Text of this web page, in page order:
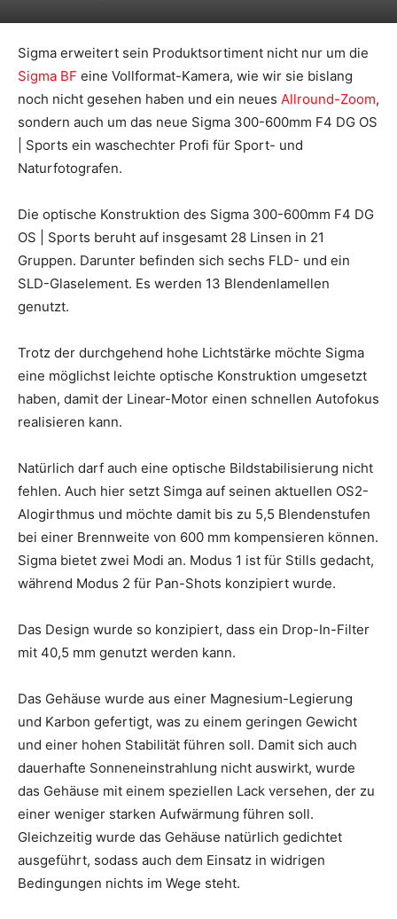
Sigma erweitert sein Produktsortiment nicht nur um die
Sigma BF eine Vollformat-Kamera, wie wir sie bislang
noch nicht gesehen haben und ein neues Allround-Zoom,
sondern auch um das neue Sigma 300-600mm F4 DG OS
| Sports ein waschechter Profi für Sport- und
Naturfotografen.
Die optische Konstruktion des Sigma 300-600mm F4 DG
OS | Sports beruht auf insgesamt 28 Linsen in 21
Gruppen. Darunter befinden sich sechs FLD- und ein
SLD-Glaselement. Es werden 13 Blendenlamellen
genutzt.
Trotz der durchgehend hohe Lichtstärke möchte Sigma
eine möglichst leichte optische Konstruktion umgesetzt
haben, damit der Linear-Motor einen schnellen Autofokus
realisieren kann.
Natürlich darf auch eine optische Bildstabilisierung nicht
fehlen. Auch hier setzt Simga auf seinen aktuellen OS2-
Alogirthmus und möchte damit bis zu 5,5 Blendenstufen
bei einer Brennweite von 600 mm kompensieren können.
Sigma bietet zwei Modi an. Modus 1 ist für Stills gedacht,
während Modus 2 für Pan-Shots konzipiert wurde.
Das Design wurde so konzipiert, dass ein Drop-In-Filter
mit 40,5 mm genutzt werden kann.
Das Gehäuse wurde aus einer Magnesium-Legierung
und Karbon gefertigt, was zu einem geringen Gewicht
und einer hohen Stabilität führen soll. Damit sich auch
dauerhafte Sonneneinstrahlung nicht auswirkt, wurde
das Gehäuse mit einem speziellen Lack versehen, der zu
einer weniger starken Aufwärmung führen soll.
Gleichzeitig wurde das Gehäuse natürlich gedichtet
ausgeführt, sodass auch dem Einsatz in widrigen
Bedingungen nichts im Wege steht.